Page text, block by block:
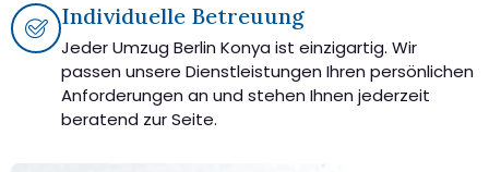
Individuelle Betreuung
Jeder Umzug Berlin Konya ist einzigartig. Wir
passen unsere Dienstleistungen Ihren persönlichen
Anforderungen an und stehen Ihnen jederzeit
beratend zur Seite.